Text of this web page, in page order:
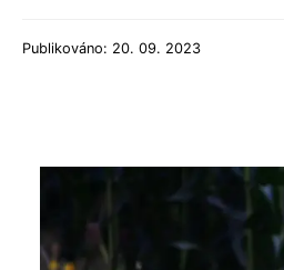
Publikováno: 20. 09. 2023